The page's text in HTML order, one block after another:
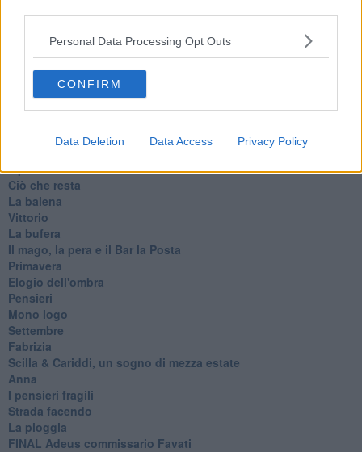
Personal Data Processing Opt Outs
CONFIRM
Data Deletion Data Access Privacy Policy
Il padre della storia
Pensieri brevi
L'evoluzione della specie
Il servizio
Riflessioni
Generazioni
Il paese dei balocchi
Ciò che resta
La balena
Vittorio
La bufera
Il mago, la pera e il Bar la Posta
Primavera
Elogio dell'ombra
Pensieri
Mono logo
Settembre
Fabrizia
​Scilla & Cariddi, un sogno di mezza estate
Anna
I pensieri fragili
Strada facendo
La pioggia
FINAL Adeus commissario Favati